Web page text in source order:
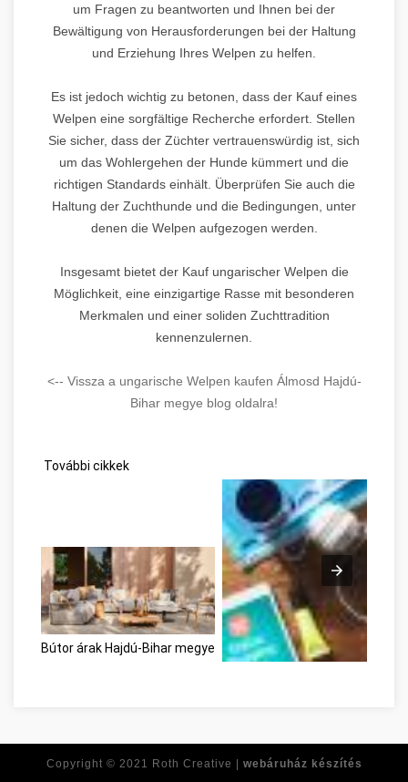
um Fragen zu beantworten und Ihnen bei der
Bewältigung von Herausforderungen bei der Haltung
und Erziehung Ihres Welpen zu helfen.
Es ist jedoch wichtig zu betonen, dass der Kauf eines
Welpen eine sorgfältige Recherche erfordert. Stellen
Sie sicher, dass der Züchter vertrauenswürdig ist, sich
um das Wohlergehen der Hunde kümmert und die
richtigen Standards einhält. Überprüfen Sie auch die
Haltung der Zuchthunde und die Bedingungen, unter
denen die Welpen aufgezogen werden.
Insgesamt bietet der Kauf ungarischer Welpen die
Möglichkeit, eine einzigartige Rasse mit besonderen
Merkmalen und einer soliden Zuchttradition
kennenzulernen.
<-- Vissza a ungarische Welpen kaufen Álmosd Hajdú-
Bihar megye blog oldalra!
További cikkek
Bútor árak Hajdú-Bihar megye
Copyright © 2021 Roth Creative | webáruház készítés